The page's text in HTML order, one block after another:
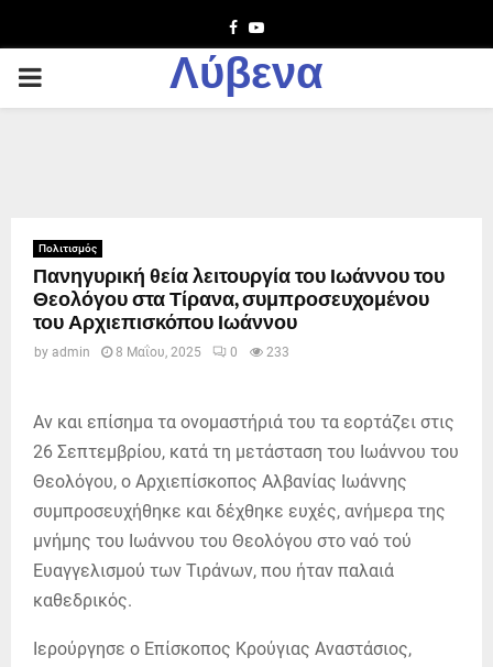
Facebook
Youtube
PRIMARY
Λύβενα
Πολιτισμός
Πανηγυρική θεία λειτουργία του Ιωάννου του
Θεολόγου στα Τίρανα, συμπροσευχομένου
του Αρχιεπισκόπου Ιωάννου
by admin 8 Μαΐου, 2025 0 233
Αν και επίσημα τα ονομαστήριά του τα εορτάζει στις
26 Σεπτεμβρίου, κατά τη μετάσταση του Ιωάννου του
Θεολόγου, ο Αρχιεπίσκοπος Αλβανίας Ιωάννης
συμπροσευχήθηκε και δέχθηκε ευχές, ανήμερα της
μνήμης του Ιωάννου του Θεολόγου στο ναό τού
Ευαγγελισμού των Τιράνων, που ήταν παλαιά
καθεδρικός.
Ιερούργησε ο Επίσκοπος Κρούγιας Αναστάσιος,